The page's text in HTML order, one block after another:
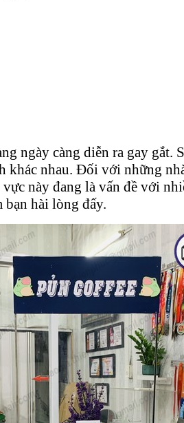
ngày càng diễn ra gay gắt.
nhau. Đối với những
này đang là vấn đề với
bạn hài lòng đấy.